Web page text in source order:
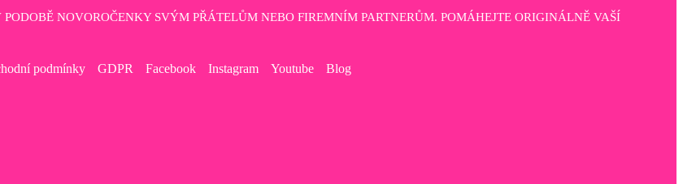
NOVOROČENKY SVÝM PŘÁTELŮM NEBO FIREMNÍM PARTNERŮM. POMÁHEJTE ORIGINÁLNĚ VAŠÍ
podmínky GDPR Facebook Instagram Youtube Blog